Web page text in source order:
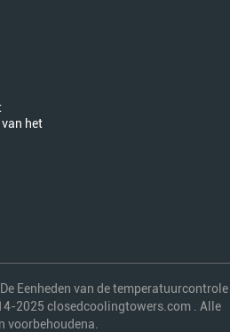
het
Eenheden van de temperatuurcontrole
2025 closedcoolingtowers.com . Alle
voorbehoudena.